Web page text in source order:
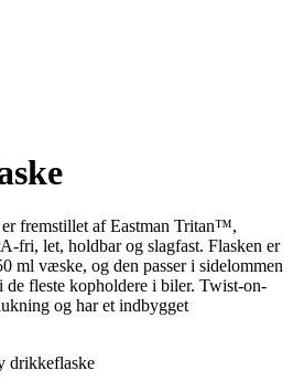
fremstillet af Eastman Tritan™,
fri, let, holdbar og slagfast. Flasken er
ml væske, og den passer i sidelommen
de fleste kopholdere i biler. Twist-on-
og har et indbygget
drikkeflaske